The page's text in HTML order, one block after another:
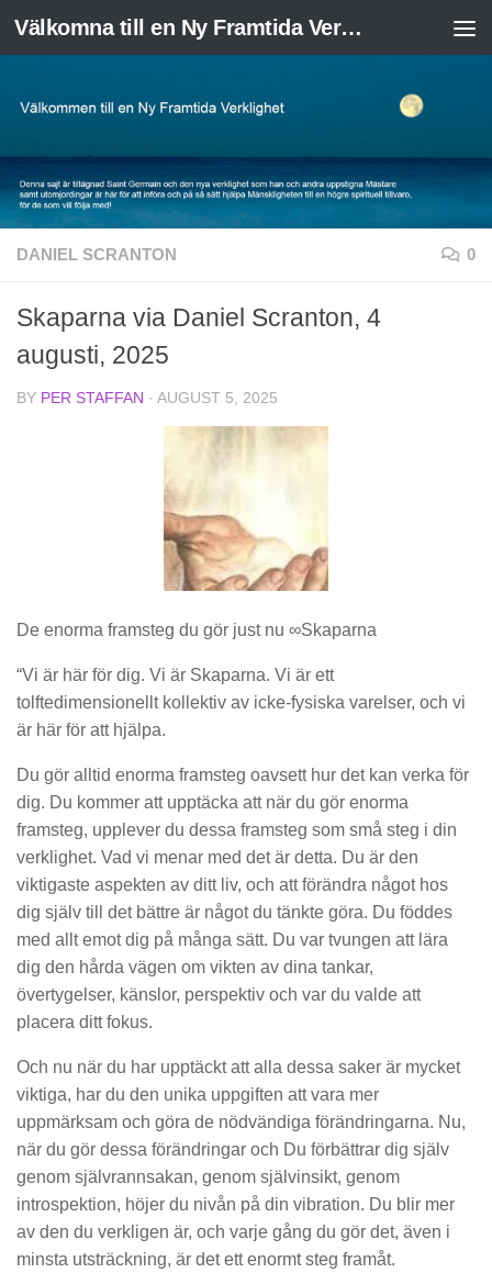
Skip to content Välkomna till en Ny Framtida Verklighet
DANIEL SCRANTON 0
Skaparna via Daniel Scranton, 4
augusti, 2025
BY PER STAFFAN · AUGUST 5, 2025
De enorma framsteg du gör just nu ∞Skaparna
“Vi är här för dig. Vi är Skaparna. Vi är ett
tolftedimensionellt kollektiv av icke-fysiska varelser, och vi
är här för att hjälpa.
Du gör alltid enorma framsteg oavsett hur det kan verka för
dig. Du kommer att upptäcka att när du gör enorma
framsteg, upplever du dessa framsteg som små steg i din
verklighet. Vad vi menar med det är detta. Du är den
viktigaste aspekten av ditt liv, och att förändra något hos
dig själv till det bättre är något du tänkte göra. Du föddes
med allt emot dig på många sätt. Du var tvungen att lära
dig den hårda vägen om vikten av dina tankar,
övertygelser, känslor, perspektiv och var du valde att
placera ditt fokus.
Och nu när du har upptäckt att alla dessa saker är mycket
viktiga, har du den unika uppgiften att vara mer
uppmärksam och göra de nödvändiga förändringarna. Nu,
när du gör dessa förändringar och Du förbättrar dig själv
genom självrannsakan, genom självinsikt, genom
introspektion, höjer du nivån på din vibration. Du blir mer
av den du verkligen är, och varje gång du gör det, även i
minsta utsträckning, är det ett enormt steg framåt.